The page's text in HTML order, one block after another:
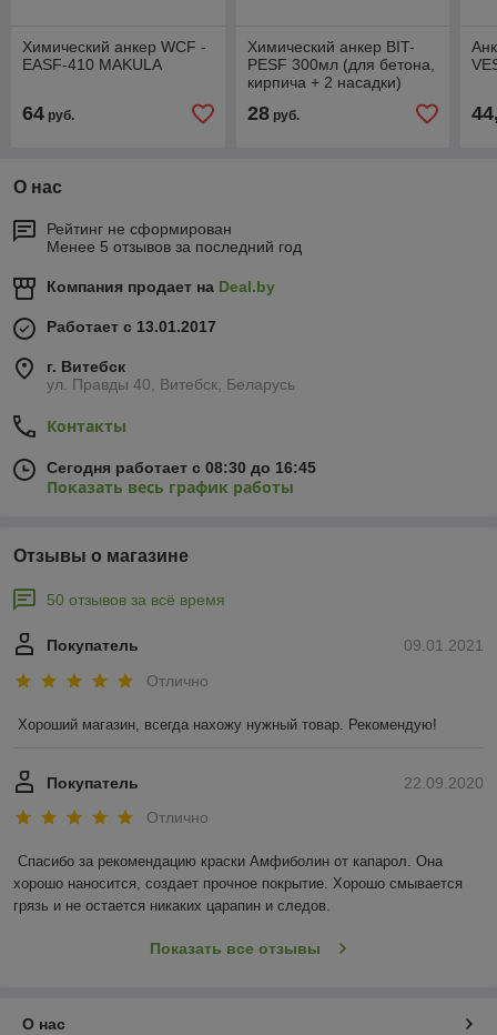
Химический анкер WCF -
EASF-410 MAKULA
64 руб.
Химический анкер BIT-
PESF 300мл (для бетона,
кирпича + 2 насадки)
28руб.
О нас
Рейтинг не сформирован
Менее 5 отзывов за последний год
Компания продает на Deal.by
Работает с 13.01.2017
г. Витебск
ул. Правды 40, Витебск, Беларусь
Контакты
Сегодня работает с 08:30 до 16:45
Показать весь график работы
Отзывы о магазине
50 отзывов за всё время
09.01.2021
Покупатель
Отлично
Хороший магазин, всегда нахожу нужный товар. Рекомендую!
22.09.2020
Покупатель
Отлично
Спасибо за рекомендацию краски Амфиболин от капарол. Она
хорошо наносится, создает прочное покрытие. Хорошо смывается
грязь и не остается никаких царапин и следов.
Показать все отзывы
О нас